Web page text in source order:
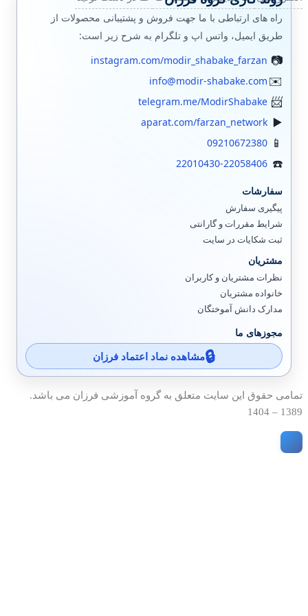
راه های ارتباطی با ما جهت فروش و پشتیبانی محصولات از
طریق ایمیل، واتس اپ و تلگرام به شرح زیر است:
instagram.com/modir_shabake_farzan
info@modir-shabake.com
telegram.me/ModirShabake
aparat.com/farzan_network
09210672380
22010430-22058406
سفارشات
پیگیری سفارش
شرایط مقررات و گارانتی
ثبت شکایات در سایت
مشتریان
نظرات مشتریان و کاربران
خانواده مشتریان
مدارک دانش آموختگان
مجوزهای ما
مشاهده نماد اعتماد فرزان
تمامی حقوق این سایت متعلق به گروه آموزشی فرزان می باشد.
1389 – 1404